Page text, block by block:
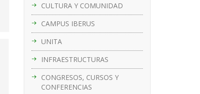
CULTURA Y COMUNIDAD
CAMPUS IBERUS
UNITA
INFRAESTRUCTURAS
CONGRESOS, CURSOS Y
CONFERENCIAS